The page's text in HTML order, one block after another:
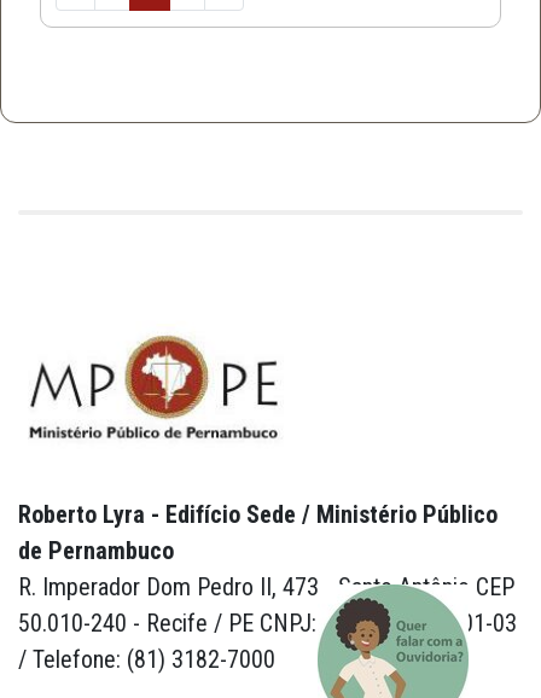
Roberto Lyra - Edifício Sede / Ministério Público
de Pernambuco
R. Imperador Dom Pedro II, 473 - Santo Antônio CEP
50.010-240 - Recife / PE CNPJ: 24.417.065/0001-03
/ Telefone: (81) 3182-7000